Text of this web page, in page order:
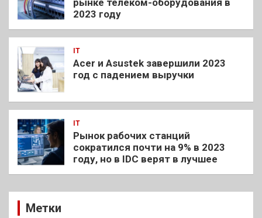
2023 году
IT
Acer и Asustek завершили 2023
год с падением выручки
IT
Рынок рабочих станций
сократился почти на 9% в 2023
году, но в IDC верят в лучшее
Метки